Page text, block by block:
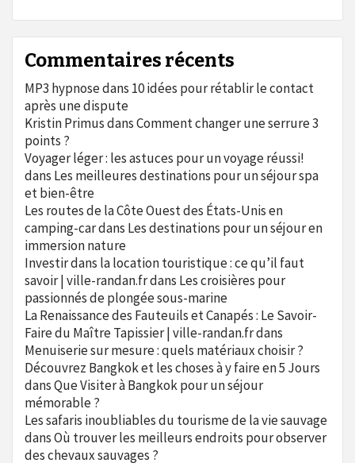
Commentaires récents
MP3 hypnosedans 10 idées pour rétablir le contact
après une dispute
Kristin PrimusdansComment changer une serrure 3
points ?
Voyager léger : les astuces pour un voyage réussi!
dans Les meilleures destinations pour un séjour spa
et bien-être
Les routes de la Côte Ouest des États-Unis en
camping-cardans Les destinations pour un séjour en
immersion nature
Investir dans la location touristique : ce qu’il faut
savoir | ville-randan.frdans Les croisières pour
passionnés de plongée sous-marine
La Renaissance des Fauteuils et Canapés : Le Savoir-
Faire du Maître Tapissier | ville-randan.frdans
Menuiserie sur mesure : quels matériaux choisir ?
Découvrez Bangkok et les choses à y faire en 5 Jours
dansQue Visiter à Bangkok pour un séjour
mémorable ?
Les safaris inoubliables du tourisme de la vie sauvage
dansOù trouver les meilleurs endroits pour observer
des chevaux sauvages ?